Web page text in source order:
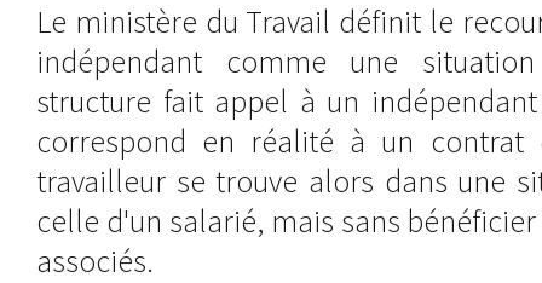
Le ministère du Travail définit le
indépendant comme une
structure fait appel à un
correspond en réalité à un contrat
travailleur se trouve alors dans une
celle d'un salarié, mais sans
associés.